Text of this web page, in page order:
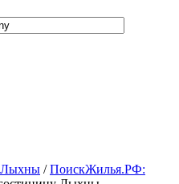
Лыхны /ПоискЖилья.РФ: